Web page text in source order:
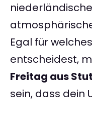
Egal für
entscheidest,
Freitag aus
sein, dass dein